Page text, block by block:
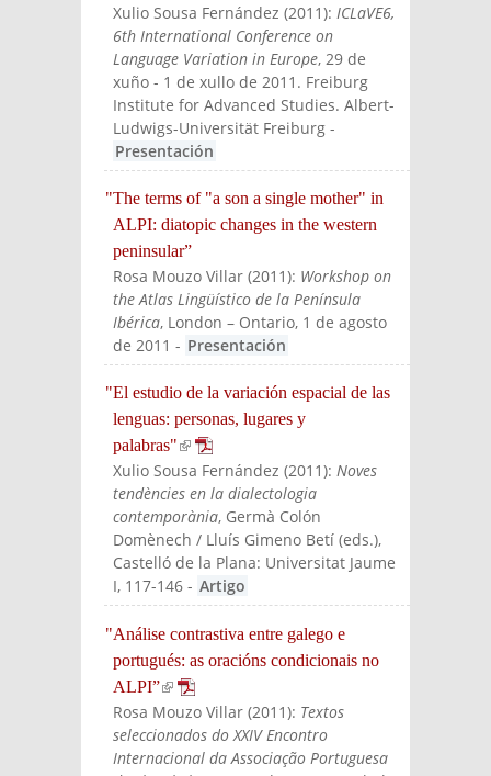
Xulio Sousa Fernández (2011): ICLaVE6,
6th International Conference on
Language Variation in Europe, 29 de
xuño - 1 de xullo de 2011. Freiburg
Institute for Advanced Studies. Albert-
Ludwigs-Universität Freiburg -
Presentación
"The terms of "a son a single mother" in
ALPI: diatopic changes in the western
peninsular”
Rosa Mouzo Villar (2011): Workshop on
the Atlas Lingüístico de la Península
Ibérica, London – Ontario, 1 de agosto
de 2011 - Presentación
"El estudio de la variación espacial de las
lenguas: personas, lugares y
palabras"(link is external)
Xulio Sousa Fernández (2011):Noves
tendències en la dialectologia
contemporània, Germà Colón
Domènech / Lluís Gimeno Betí (eds.),
Castelló de la Plana: Universitat Jaume
I, 117-146 - Artigo
"Análise contrastiva entre galego e
portugués: as oracións condicionais no
ALPI”(link is external)
Rosa Mouzo Villar (2011): Textos
seleccionados do XXIV Encontro
Internacional da Associação Portuguesa